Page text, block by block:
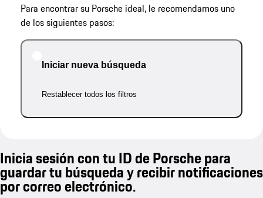
Para encontrar su Porsche ideal, le recomendamos uno
de los siguientes pasos:
Iniciar nueva búsqueda
Restablecer todos los filtros
Inicia sesión con tu ID de Porsche para
guardar tu búsqueda y recibir notificaciones
por correo electrónico.